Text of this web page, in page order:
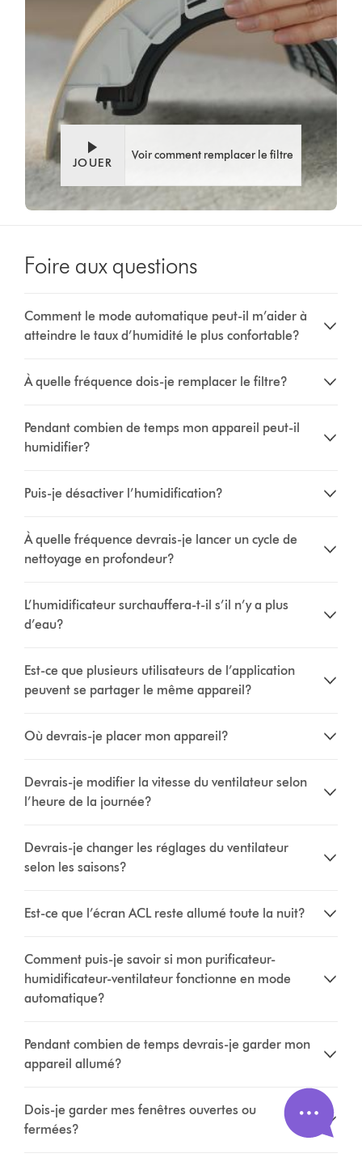
transcription
la
vidéo
JOUER
Voir comment remplacer le filtre
Foire aux questions
Comment le mode automatique peut-il m’aider à
atteindre le taux d’humidité le plus confortable?
À quelle fréquence dois-je remplacer le filtre?
Pendant combien de temps mon appareil peut-il
humidifier?
Puis-je désactiver l’humidification?
À quelle fréquence devrais-je lancer un cycle de
nettoyage en profondeur?
L’humidificateur surchauffera-t-il s’il n’y a plus
d’eau?
Est-ce que plusieurs utilisateurs de l’application
peuvent se partager le même appareil?
Où devrais-je placer mon appareil?
Devrais-je modifier la vitesse du ventilateur selon
l’heure de la journée?
Devrais-je changer les réglages du ventilateur
selon les saisons?
Est-ce que l’écran ACL reste allumé toute la nuit?
Comment puis-je savoir si mon purificateur-
humidificateur-ventilateur fonctionne en mode
automatique?
Pendant combien de temps devrais-je garder mon
appareil allumé?
Dois-je garder mes fenêtres ouvertes ou
fermées?